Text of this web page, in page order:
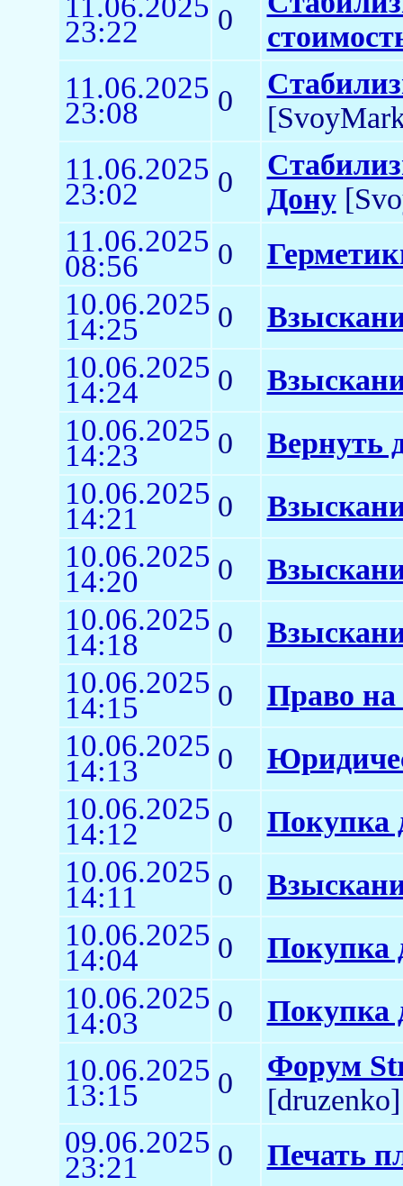
23:22 0
11.06.2025
23:08 0
11.06.2025
23:02 0
Дону
11.06.2025
08:56 0
10.06.2025
14:25 0
10.06.2025
14:24 0
10.06.2025
14:23 0 Вернуть
10.06.2025
14:21 0
10.06.2025
14:20 0
10.06.2025
14:18 0
10.06.2025
14:15 0 Право на
10.06.2025
14:13 0
10.06.2025
14:12 0 Покупка
10.06.2025
14:11 0
10.06.2025
14:04 0 Покупка
10.06.2025
14:03 0 Покупка
10.06.2025
13:15 0
Форум
[druzenko]
09.06.2025
23:21 0 Печать